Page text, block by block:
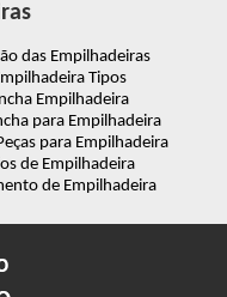
das Empilhadeiras
Tipos
Empilhadeira
para Empilhadeira
para Empilhadeira
de Empilhadeira
de Empilhadeira